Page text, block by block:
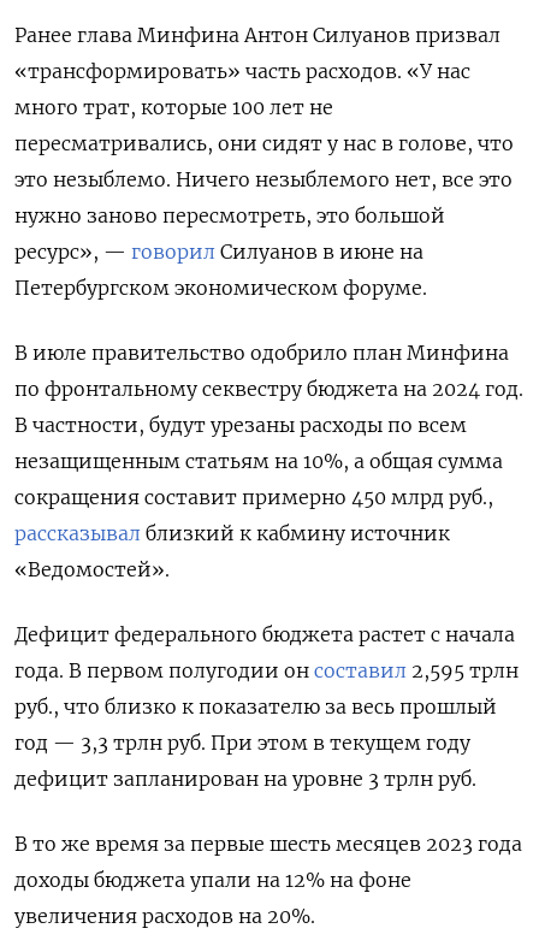
Ранее глава Минфина Антон Силуанов призвал
«трансформировать» часть расходов. «У нас
много трат, которые 100 лет не
пересматривались, они сидят у нас в голове, что
это незыблемо. Ничего незыблемого нет, все это
нужно заново пересмотреть, это большой
ресурс», — говорил Силуанов в июне на
Петербургском экономическом форуме.
В июле правительство одобрило план Минфина
по фронтальному секвестру бюджета на 2024 год.
В частности, будут урезаны расходы по всем
незащищенным статьям на 10%, а общая сумма
сокращения составит примерно 450 млрд руб.,
рассказывал близкий к кабмину источник
«Ведомостей».
Дефицит федерального бюджета растет с начала
года. В первом полугодии он составил 2,595 трлн
руб., что близко к показателю за весь прошлый
год — 3,3 трлн руб. При этом в текущем году
дефицит запланирован на уровне 3 трлн руб.
В то же время за первые шесть месяцев 2023 года
доходы бюджета упали на 12% на фоне
увеличения расходов на 20%.